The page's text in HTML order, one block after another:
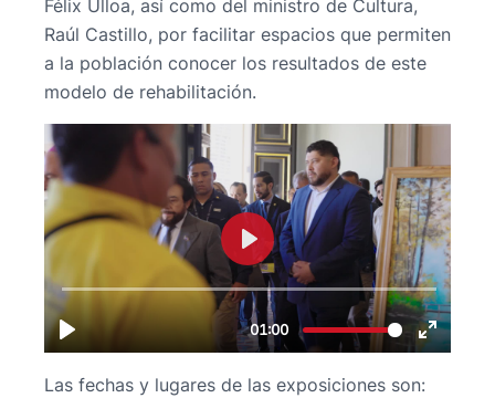
Félix Ulloa, así como del ministro de Cultura,
Raúl Castillo, por facilitar espacios que permiten
a la población conocer los resultados de este
modelo de rehabilitación.
Las fechas y lugares de las exposiciones son: